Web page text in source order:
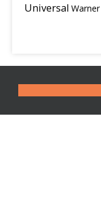
Universal Warner